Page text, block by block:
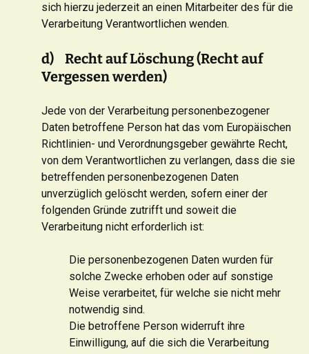
sich hierzu jederzeit an einen Mitarbeiter des für die
Verarbeitung Verantwortlichen wenden.
d) Recht auf Löschung (Recht auf
Vergessen werden)
Jede von der Verarbeitung personenbezogener
Daten betroffene Person hat das vom Europäischen
Richtlinien- und Verordnungsgeber gewährte Recht,
von dem Verantwortlichen zu verlangen, dass die sie
betreffenden personenbezogenen Daten
unverzüglich gelöscht werden, sofern einer der
folgenden Gründe zutrifft und soweit die
Verarbeitung nicht erforderlich ist:
Die personenbezogenen Daten wurden für
solche Zwecke erhoben oder auf sonstige
Weise verarbeitet, für welche sie nicht mehr
notwendig sind.
Die betroffene Person widerruft ihre
Einwilligung, auf die sich die Verarbeitung